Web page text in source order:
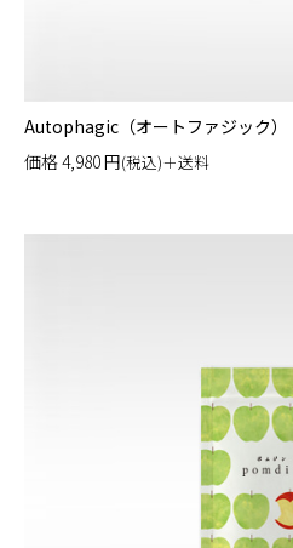
Autophagic（オートファジック）
価格4,980円(税込)＋送料